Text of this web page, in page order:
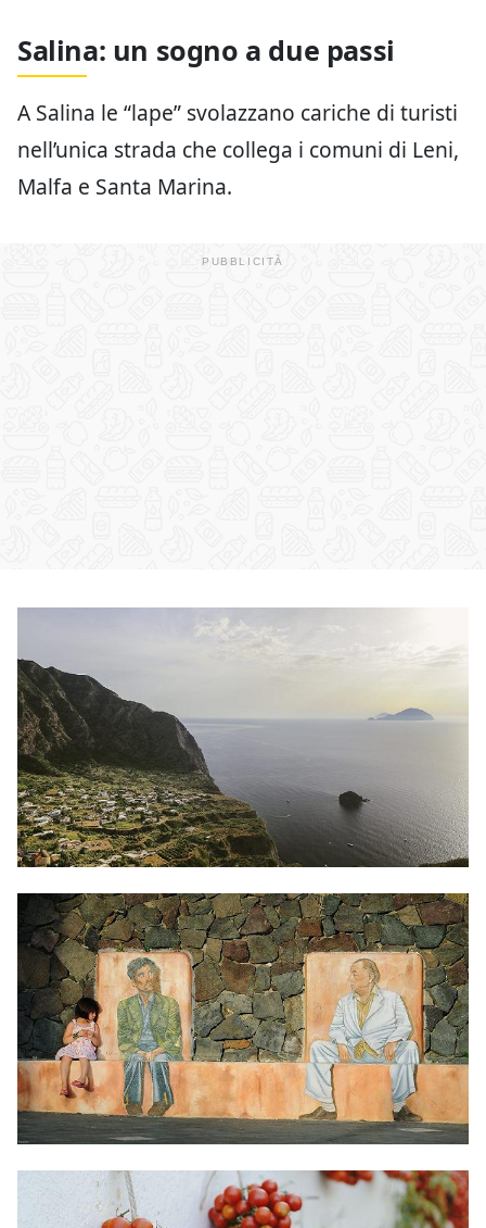
Salina: un sogno a due passi
A Salina le “lape” svolazzano cariche di turisti
nell’unica strada che collega i comuni di Leni,
Malfa e Santa Marina.